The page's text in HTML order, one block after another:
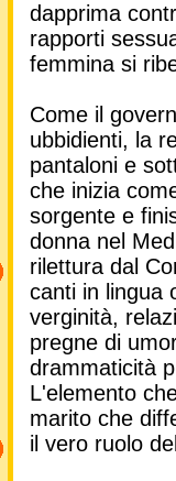
dapprima
rapporti
femmina si
Come il
ubbidienti, la
pantaloni e
che inizia
sorgente e
donna nel
rilettura dal
canti in lingua
verginità,
pregne di
drammaticità
L'elemento
marito che
il vero ruolo